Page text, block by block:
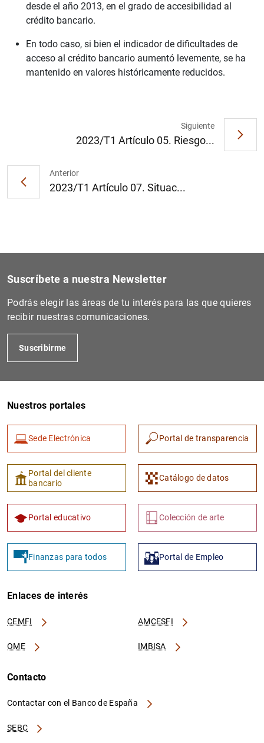
desde el año 2013, en el grado de accesibilidad al
crédito bancario.
En todo caso, si bien el indicador de dificultades de
acceso al crédito bancario aumentó levemente, se ha
mantenido en valores históricamente reducidos.
Anterior
2023/T1 Artículo 07. Situac...
Siguiente
2023/T1 Artículo 05. Riesgo...
1 2
Suscríbete a nuestra Newsletter
Podrás elegir las áreas de tu interés para las que quieres
recibir nuestras comunicaciones.
Suscribirme
Nuestros portales
Sede Electrónica Portal de transparencia
Portal del cliente
bancario
Catálogo de datos
Portal educativo Colección de arte
Finanzas para todos Portal de Empleo
Enlaces de interés
CEMFI AMCESFI
OME IMBISA
Contacto
Contactar con el Banco de España
SEBC